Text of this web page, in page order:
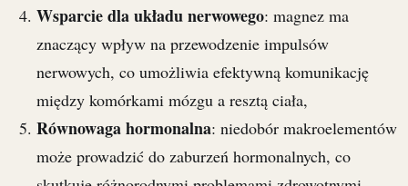
Wsparcie dla układu nerwowego: magnez ma
znaczący wpływ na przewodzenie impulsów
nerwowych, co umożliwia efektywną komunikację
między komórkami mózgu a resztą ciała,
Równowaga hormonalna: niedobór makroelementów
może prowadzić do zaburzeń hormonalnych, co